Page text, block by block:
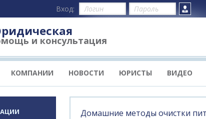
Вход:
и консультация
КОМПАНИИ НОВОСТИ ЮРИСТЫ ВИДЕО
Домашние методы очистки